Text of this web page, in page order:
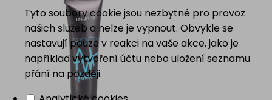
Tyto soubory cookie jsou nezbytné pro provoz
našich služeb a nelze je vypnout. Obvykle se
nastavují pouze v reakci na vaše akce, jako je
například vytvoření účtu nebo uložení seznamu
přání na později.